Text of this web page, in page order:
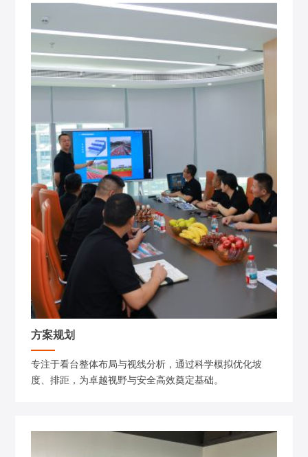
方案规划
专注于看台整体布局与视线分析，通过科学模拟优化坡
度、排距，为卓越视野与安全高效奠定基础。